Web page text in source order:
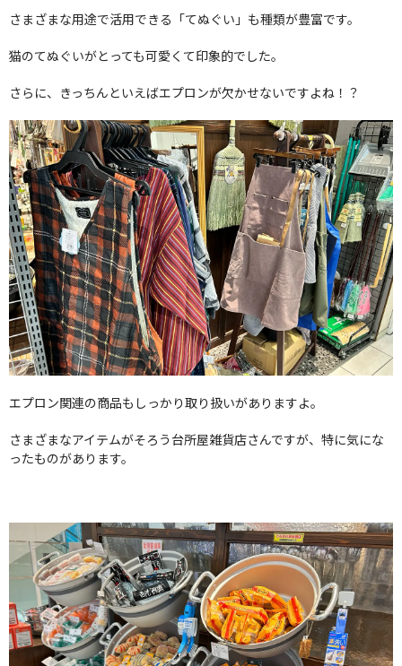
さまざまな用途で活用できる「てぬぐい」も種類が豊富です。
猫のてぬぐいがとっても可愛くて印象的でした。
さらに、きっちんといえばエプロンが欠かせないですよね！？
エプロン関連の商品もしっかり取り扱いがありますよ。
さまざまなアイテムがそろう台所屋雑貨店さんですが、特に気にな
ったものがあります。